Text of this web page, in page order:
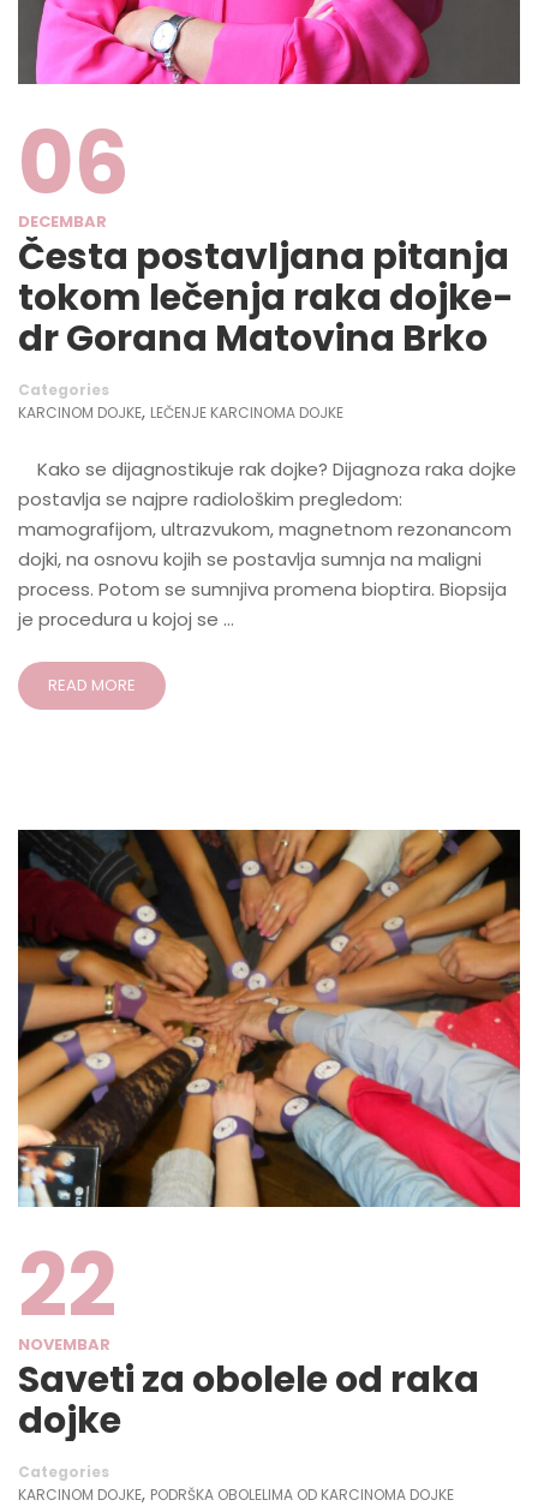
06
DECEMBAR
Česta postavljana pitanja
tokom lečenja raka dojke-
dr Gorana Matovina Brko
Categories
KARCINOM DOJKE, LEČENJE KARCINOMA DOJKE
Kako se dijagnostikuje rak dojke? Dijagnoza raka dojke
postavlja se najpre radiološkim pregledom:
mamografijom, ultrazvukom, magnetnom rezonancom
dojki, na osnovu kojih se postavlja sumnja na maligni
process. Potom se sumnjiva promena bioptira. Biopsija
je procedura u kojoj se …
READ MORE
22
NOVEMBAR
Saveti za obolele od raka
dojke
Categories
KARCINOM DOJKE, PODRŠKA OBOLELIMA OD KARCINOMA DOJKE